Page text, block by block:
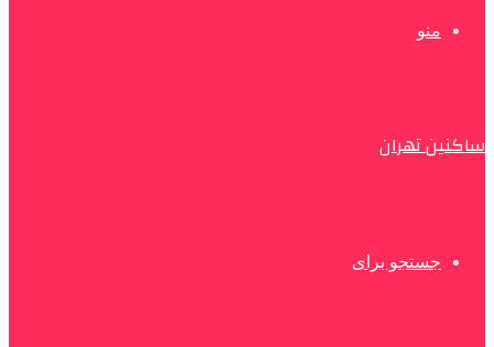
منو
ساکنین تهران
جستجو برای